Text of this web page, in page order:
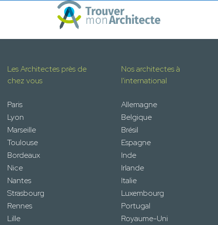
Les Architectes près de
chez vous
Paris
Lyon
Marseille
Toulouse
Bordeaux
Nice
Nantes
Strasbourg
Rennes
Lille
Nos architectes à
l'international
Allemagne
Belgique
Brésil
Espagne
Inde
Irlande
Italie
Luxembourg
Portugal
Royaume-Uni